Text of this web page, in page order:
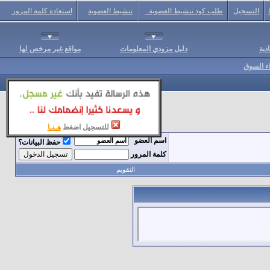
للتسجيل اضغط هـنـا
التسجيل طلب كود تنشيط العضوية تنشيط العضوية استعادة كلمة المرور
دليل مزودي المعلومات مواقع غير مرخص لها
السوق
اسم العضو
حفظ البيانات؟
كلمة المرور
التقويم